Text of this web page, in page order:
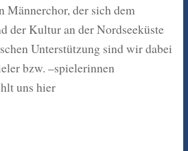
Männerchor, der sich dem
der Kultur an der Nordseeküste
Unterstützung sind wir dabei
bzw. –spielerinnen
uns hier